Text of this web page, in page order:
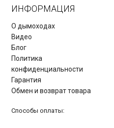
ИНФОРМАЦИЯ
О дымоходах
Видео
Блог
Политика
конфиденциальности
Гарантия
Обмен и возврат товара
Способы оплаты: